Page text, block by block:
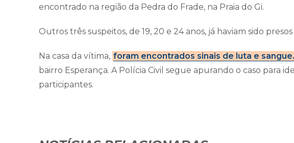
encontrado na região da Pedra do Frade, na Praia do Gi.
Outros três suspeitos, de 19, 20 e 24 anos, já haviam sido
Na casa da vítima, foram encontrados sinais de luta e sangue.
bairro Esperança. A Polícia Civil segue apurando o caso para
participantes.